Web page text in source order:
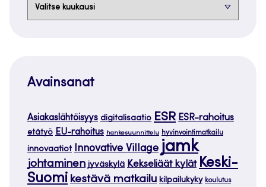
Avainsanat
Asiakaslähtöisyys digitalisaatio ESR ESR-rahoitus
etätyö EU-rahoitus hankesuunnittelu hyvinvointimatkailu
innovaatiot Innovative Village jamk
johtaminen jyväskylä Kekseliäät kylät Keski-
Suomi kestävä matkailu kilpailukyky koulutus